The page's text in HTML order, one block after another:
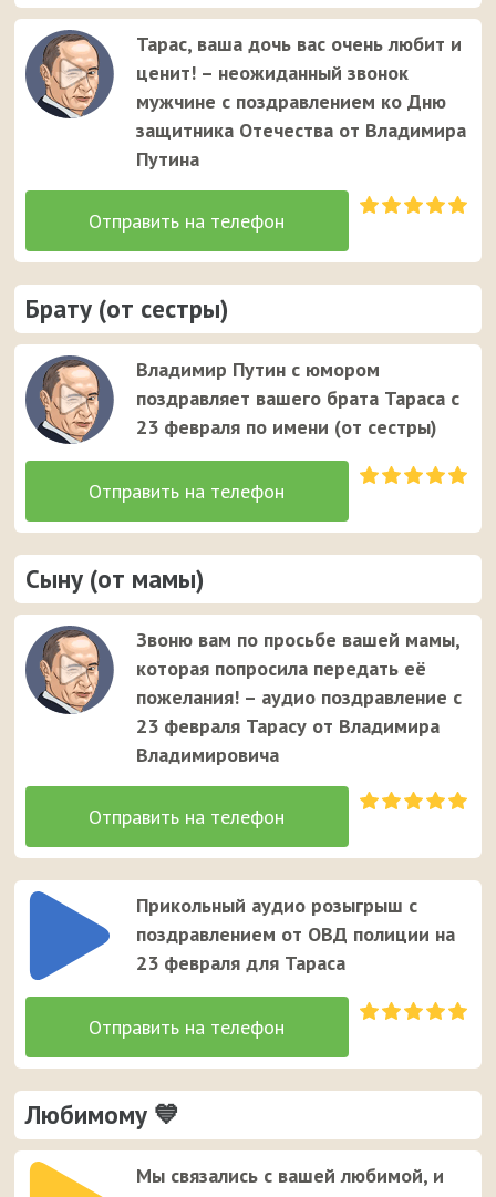
Тарас, ваша дочь вас очень любит и
ценит! – неожиданный звонок
мужчине с поздравлением ко Дню
защитника Отечества от Владимира
Путина
Брату (от сестры)
Владимир Путин с юмором
поздравляет вашего брата Тараса с
23 февраля по имени (от сестры)
Сыну (от мамы)
Звоню вам по просьбе вашей мамы,
которая попросила передать её
пожелания! – аудио поздравление с
23 февраля Тарасу от Владимира
Владимировича
Прикольный аудио розыгрыш с
поздравлением от ОВД полиции на
23 февраля для Тараса
Любимому 💙
Мы связались с вашей любимой, и